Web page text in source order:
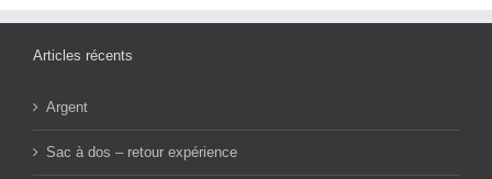
Articles récents
Argent
Sac à dos – retour expérience